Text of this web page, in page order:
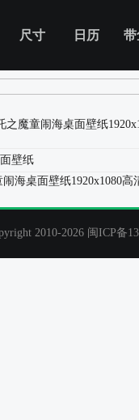
尺寸 日历 带
之魔童闹海桌面壁纸
海桌面壁纸1920x1080
2010-2026 闽ICP备